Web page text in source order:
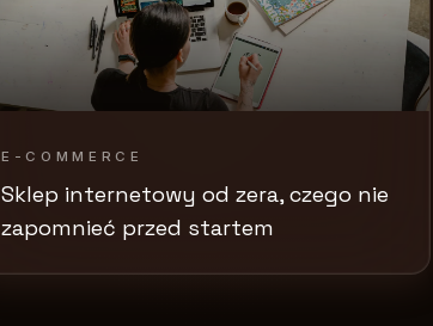
E-COMMERCE
Sklep internetowy od zera, czego nie
zapomnieć przed startem